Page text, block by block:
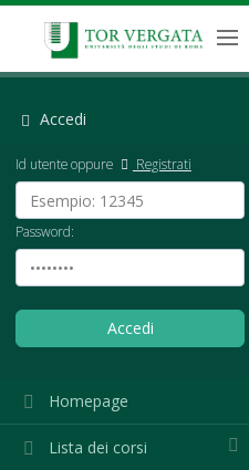
Accedi
Id utente oppure Registrati
Password:
Homepage
Lista dei corsi